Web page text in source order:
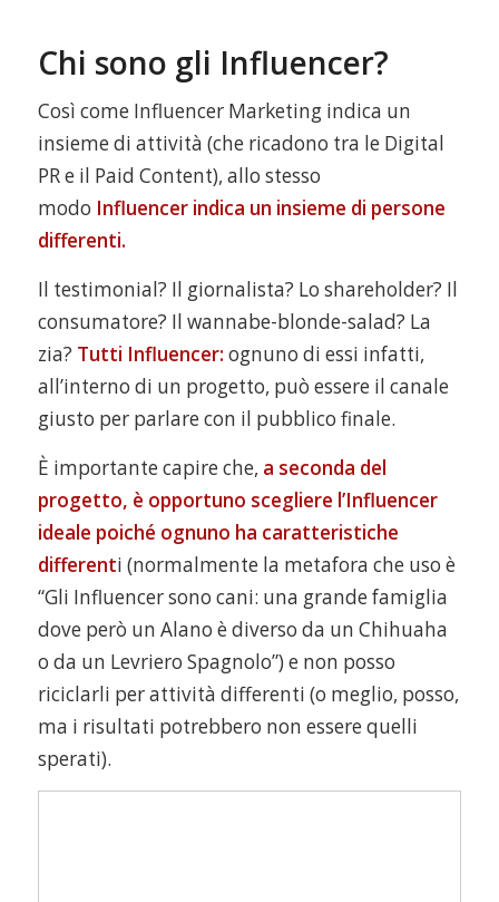
Chi sono gli Influencer?
Così come Influencer Marketing indica un
insieme di attività (che ricadono tra le Digital
PR e il Paid Content), allo stesso
modo Influencer indica un insieme di persone
differenti.
Il testimonial? Il giornalista? Lo shareholder? Il
consumatore? Il wannabe-blonde-salad? La
zia? Tutti Influencer: ognuno di essi infatti,
all’interno di un progetto, può essere il canale
giusto per parlare con il pubblico finale.
È importante capire che, a seconda del
progetto, è opportuno scegliere l’Influencer
ideale poiché ognuno ha caratteristiche
differenti (normalmente la metafora che uso è
“Gli Influencer sono cani: una grande famiglia
dove però un Alano è diverso da un Chihuaha
o da un Levriero Spagnolo”) e non posso
riciclarli per attività differenti (o meglio, posso,
ma i risultati potrebbero non essere quelli
sperati).